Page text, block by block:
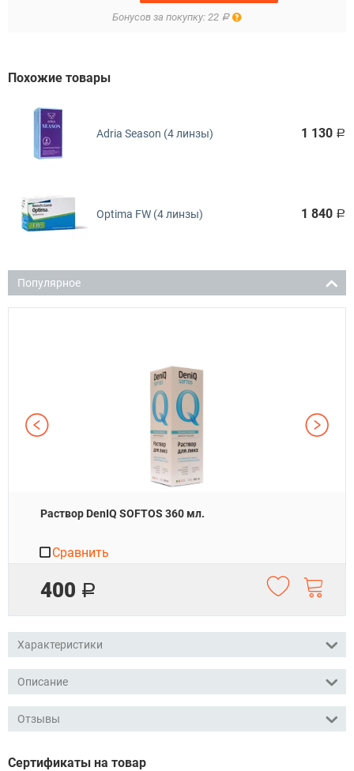
Бонусов за покупку: 22 Р Правила
Похожие товары
Adria Season (4 линзы) 1 130 Р
Optima FW (4 линзы) 1 840 Р
Популярное
Раствор DenIQ SOFTOS 360 мл.
400 Р
Сравнить
Характеристики
Описание
Отзывы
Сертификаты на товар